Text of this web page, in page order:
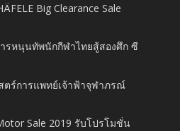
Big Clearance Sale
รหนุนทัพนักกีฬาไทยสู้สองศึก ซี
ตร์การแพทย์เจ้าฟ้าจุฬาภรณ์
Sale 2019 รับโปรโมชั่น